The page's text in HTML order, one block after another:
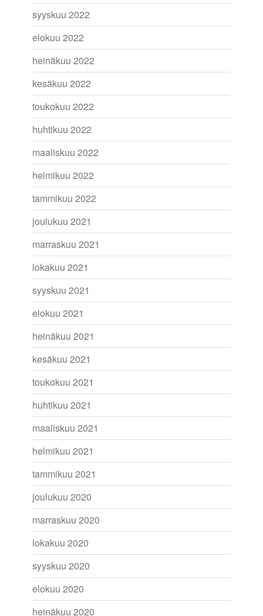
syyskuu 2022
elokuu 2022
heinäkuu 2022
kesäkuu 2022
toukokuu 2022
huhtikuu 2022
maaliskuu 2022
helmikuu 2022
tammikuu 2022
joulukuu 2021
marraskuu 2021
lokakuu 2021
syyskuu 2021
elokuu 2021
heinäkuu 2021
kesäkuu 2021
toukokuu 2021
huhtikuu 2021
maaliskuu 2021
helmikuu 2021
tammikuu 2021
joulukuu 2020
marraskuu 2020
lokakuu 2020
syyskuu 2020
elokuu 2020
heinäkuu 2020